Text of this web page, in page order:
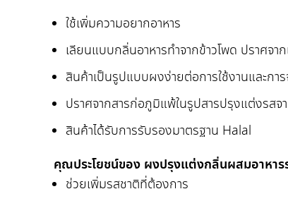
ใช้เพิ่มความอยากอาหาร
เลียนแบบกลิ่นอาหารทำจากข้าวโพด ปราศจา
สินค้าเป็นรูปแบบผงง่ายต่อการใช้งานและกา
ปราศจากสารก่อภูมิแพ้ในรูปสารปรุงแต่งรสจ
สินค้าได้รับการรับรองมาตรฐาน Halal
คุณประโยชน์ของ ผงปรุงแต่งกลิ่นผสมอาหา
ช่วยเพิ่มรสชาติที่ต้องการ